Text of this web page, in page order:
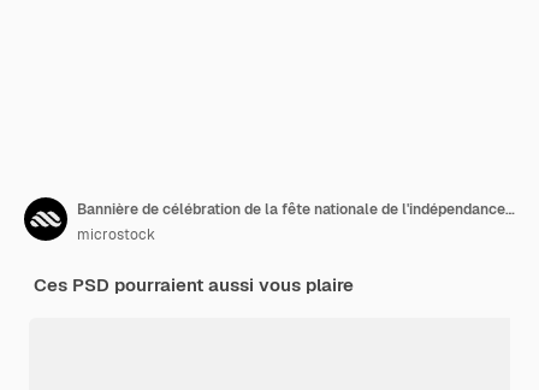
Bannière de célébration de la fête nationale de l'indépendance des Comores Modèle de publication sur les réseaux sociaux pour l'anniversaire national
microstock
Ces PSD pourraient aussi vous plaire